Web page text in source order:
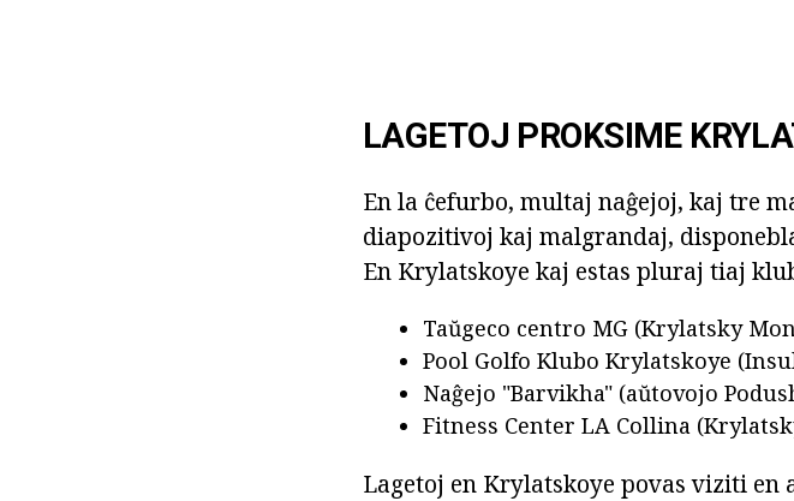
LAGETOJ PROKSIME
En la ĉefurbo, multaj naĝejoj, kaj tre
diapozitivoj kaj malgrandaj,
En Krylatskoye kaj estas pluraj tiaj
Taŭgeco centro MG (Krylatsky
Pool Golfo Klubo Krylatskoye
Naĝejo "Barvikha" (aŭtovojo
Fitness Center LA Collina
Lagetoj en Krylatskoye povas viziti en